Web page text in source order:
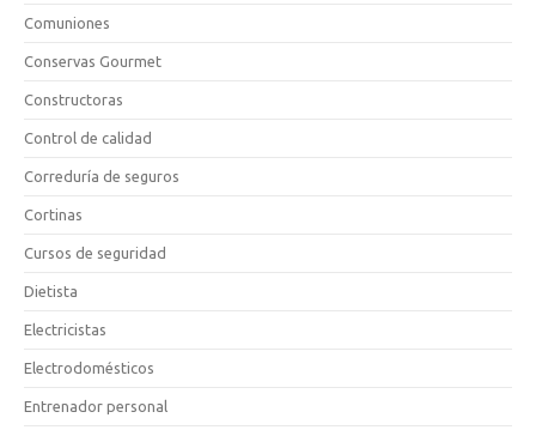
Comuniones
Conservas Gourmet
Constructoras
Control de calidad
Correduría de seguros
Cortinas
Cursos de seguridad
Dietista
Electricistas
Electrodomésticos
Entrenador personal